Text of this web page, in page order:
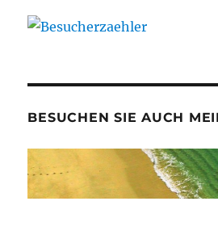
BESUCHEN SIE AUCH